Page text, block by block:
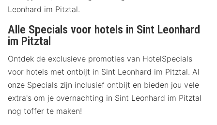
Leonhard im Pitztal.
Alle Specials voor hotels in Sint Leonhard
im Pitztal
Ontdek de exclusieve promoties van HotelSpecials
voor hotels met ontbijt in Sint Leonhard im Pitztal. Al
onze Specials zijn inclusief ontbijt en bieden jou vele
extra's om je overnachting in Sint Leonhard im Pitztal
nog toffer te maken!